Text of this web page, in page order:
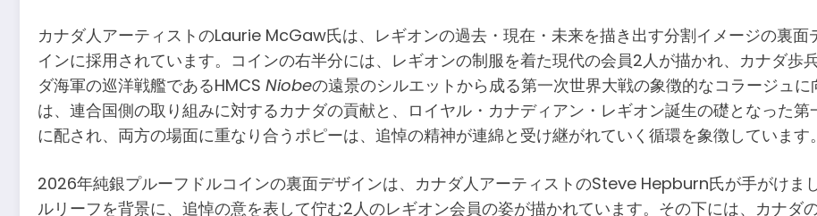
カナダ人アーティストのLaurie McGaw氏は、レギオンの過去・現在・未来を描き出す分割イメージの裏
インに採用されています。コインの右半分には、レギオンの制服を着た現代の会員2人が描かれ、カナダ歩
ダ海軍の巡洋戦艦であるHMCS Niobeの遠景のシルエットから成る第一次世界大戦の象徴的なコラージュ
は、連合国側の取り組みに対するカナダの貢献と、ロイヤル・カナディアン・レギオン誕生の礎となった
に配され、両方の場面に重なり合うポピーは、追悼の精神が連綿と受け継がれていく循環を象徴しています。
2026年純銀プルーフドルコインの裏面デザインは、カナダ人アーティストのSteve Hepburn氏が手がけま
ルリーフを背景に、追悼の意を表して佇む2人のレギオン会員の姿が描かれています。その下には、カナダ